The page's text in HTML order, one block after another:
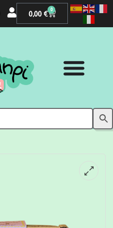
0,00€ 0